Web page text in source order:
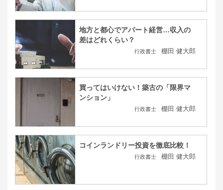
地方と都心でアパート経営…収入の
差はどれくらい？
行政書士 棚田 健大郎
買ってはいけない！築古の「限界マ
ンション」
行政書士 棚田 健大郎
コインランドリー投資を徹底比較！
行政書士 棚田 健大郎